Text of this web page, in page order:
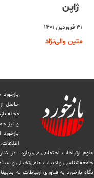
ژاپن
۳۱ فروردین ۱۴۰۱
متین والی‌نژاد
حاصل
مجله
و نیز
علوم ارتباطات اجتماعی می‌پردازد ــ
‏جامعه‌شناسی و ادبیات علمی‌تخیلی و
نگاه بازخورد به فناوری ارتباطات نه